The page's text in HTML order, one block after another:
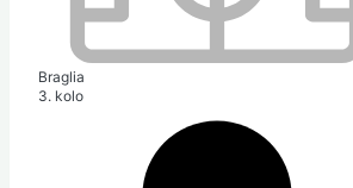
Braglia
3. kolo